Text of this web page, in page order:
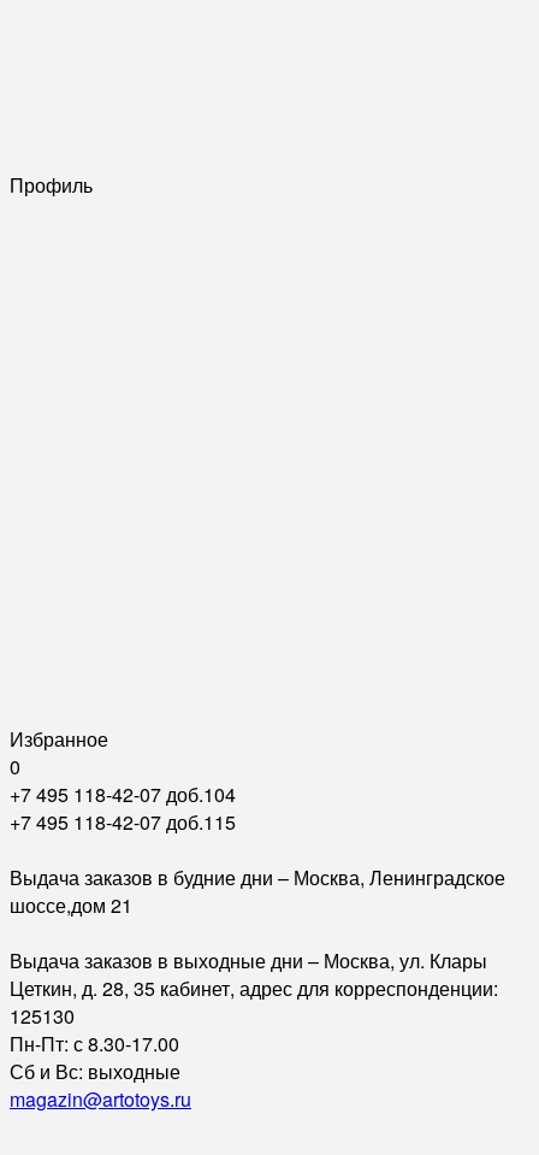
Профиль
Избранное
0
+7 495 118-42-07 доб.104
+7 495 118-42-07 доб.115
Выдача заказов в будние дни – Москва, Ленинградское
шоссе,дом 21
Выдача заказов в выходные дни – Москва, ул. Клары
Цеткин, д. 28, 35 кабинет, адрес для корреспонденции:
125130
Пн-Пт: с 8.30-17.00
Сб и Вс: выходные
magazin@artotoys.ru